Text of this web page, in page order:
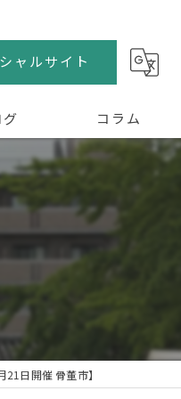
ャルサイト
コラム
21日開催 骨董市】